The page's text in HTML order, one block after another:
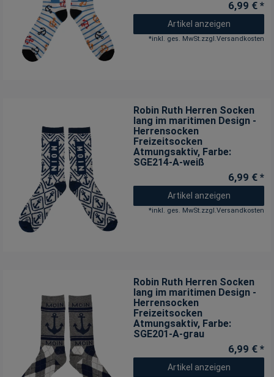
6,99 € *
Artikel anzeigen
*inkl. ges. MwSt.zzgl.Versandkosten
Robin Ruth Herren Socken
lang im maritimen Design -
Herrensocken
Freizeitsocken
Atmungsaktiv, Farbe:
SGE214-A-weiß
6,99 € *
Artikel anzeigen
*inkl. ges. MwSt.zzgl.Versandkosten
Robin Ruth Herren Socken
lang im maritimen Design -
Herrensocken
Freizeitsocken
Atmungsaktiv, Farbe:
SGE201-A-grau
6,99 € *
Artikel anzeigen